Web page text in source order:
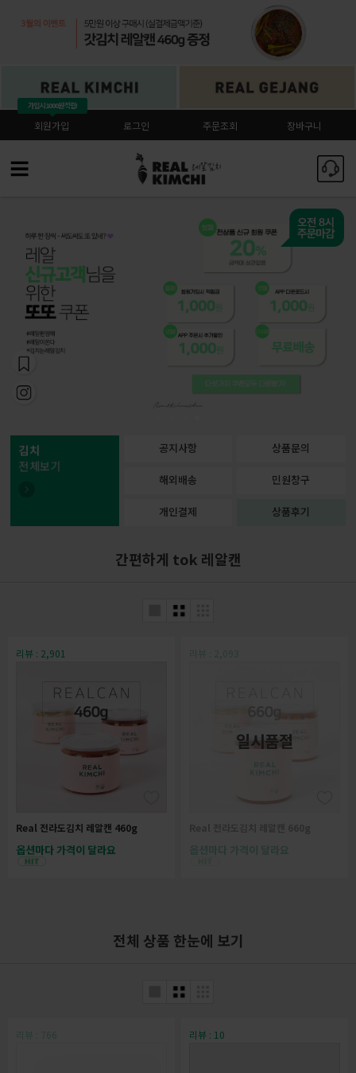
회원가입
가입시1000원 적립!
로그인 주문조회 장바구니
김치
전체보기
공지사항 상품문의
해외배송 민원창구
개인결제 상품후기
간편하게 tok 레알캔
리뷰 : 2,901
Real 전라도김치 레알캔 460g
옵션마다 가격이 달라요
리뷰 : 2,093
일시품절
옵션마다 가격이 달라요
전체 상품 한눈에 보기
리뷰 : 766 리뷰 : 10